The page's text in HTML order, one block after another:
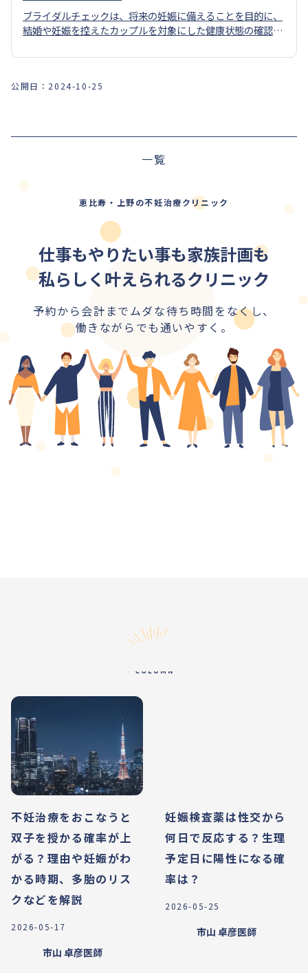
ブライダルチェックは、将来の妊娠に備えることを目的に、
結婚や妊娠を控えたカップルを対象にした健康状態の確認の
公開日： 2024-10-25
一覧
恵比寿・上野の不妊治療クリニック
仕事もやりたい事も家族計画も
私らしく叶えられるクリニック
予約から会計までムダな待ち時間をなくし、
働きながらでも通いやすく。
COLUMN
不妊治療をおこなうと
双子を授かる確率が上
がる？理由や妊娠がわ
かる時期、多胎のリス
クなどを解説
2026-05-17
市山 卓彦医師
妊娠検査薬は性交から
何日で反応する？生理
予定日に陽性になる確
率は？
2026-05-25
市山 卓彦医師